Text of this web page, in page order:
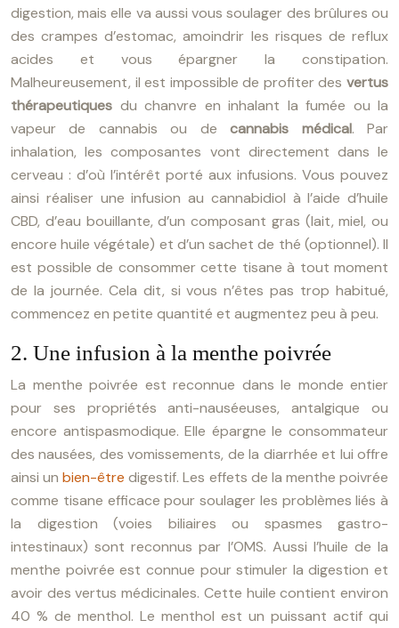
digestion, mais elle va aussi vous soulager des brûlures ou
des crampes d’estomac, amoindrir les risques de reflux
acides et vous épargner la constipation.
Malheureusement, il est impossible de profiter des vertus
thérapeutiques du chanvre en inhalant la fumée ou la
vapeur de cannabis ou decannabis médical. Par
inhalation, les composantes vont directement dans le
cerveau : d’où l’intérêt porté aux infusions. Vous pouvez
ainsi réaliser une infusion au cannabidiol à l’aide d’huile
CBD, d’eau bouillante, d’un composant gras (lait, miel, ou
encore huile végétale) et d’un sachet de thé (optionnel). Il
est possible de consommer cette tisane à tout moment
de la journée. Cela dit, si vous n’êtes pas trop habitué,
commencez en petite quantité et augmentez peu à peu.
2. Une infusion à la menthe poivrée
La menthe poivrée est reconnue dans le monde entier
pour ses propriétés anti-nauséeuses, antalgique ou
encore antispasmodique. Elle épargne le consommateur
des nausées, des vomissements, de la diarrhée et lui offre
ainsi unbien-être digestif. Les effets de la menthe poivrée
comme tisane efficace pour soulager les problèmes liés à
la digestion (voies biliaires ou spasmes gastro-
intestinaux) sont reconnus par l’OMS. Aussi l’huile de la
menthe poivrée est connue pour stimuler la digestion et
avoir des vertus médicinales. Cette huile contient environ
40 % de menthol. Le menthol est un puissant actif qui